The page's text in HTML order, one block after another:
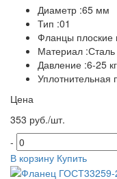
Диаметр :65 мм
Тип :01
Фланцы
Материал :Сталь
Давление :6-25
Уплотнительная
Цена
353 руб./шт.
-
В корзину Купить